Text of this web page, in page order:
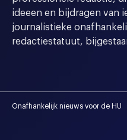
ideeen en bijdragen van
journalistieke
redactiestatuut,
Onafhankelijk nieuws voor de HU